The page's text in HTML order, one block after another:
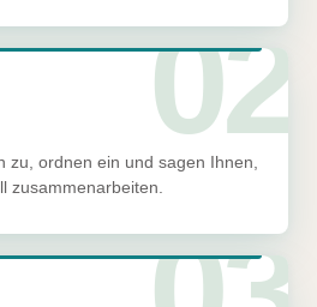
02
zu, ordnen ein und sagen Ihnen,
zusammenarbeiten.